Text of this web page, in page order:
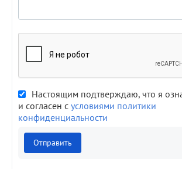
Настоящим подтверждаю, что я
и согласен с условиями политики
конфиденциальности
Отправить